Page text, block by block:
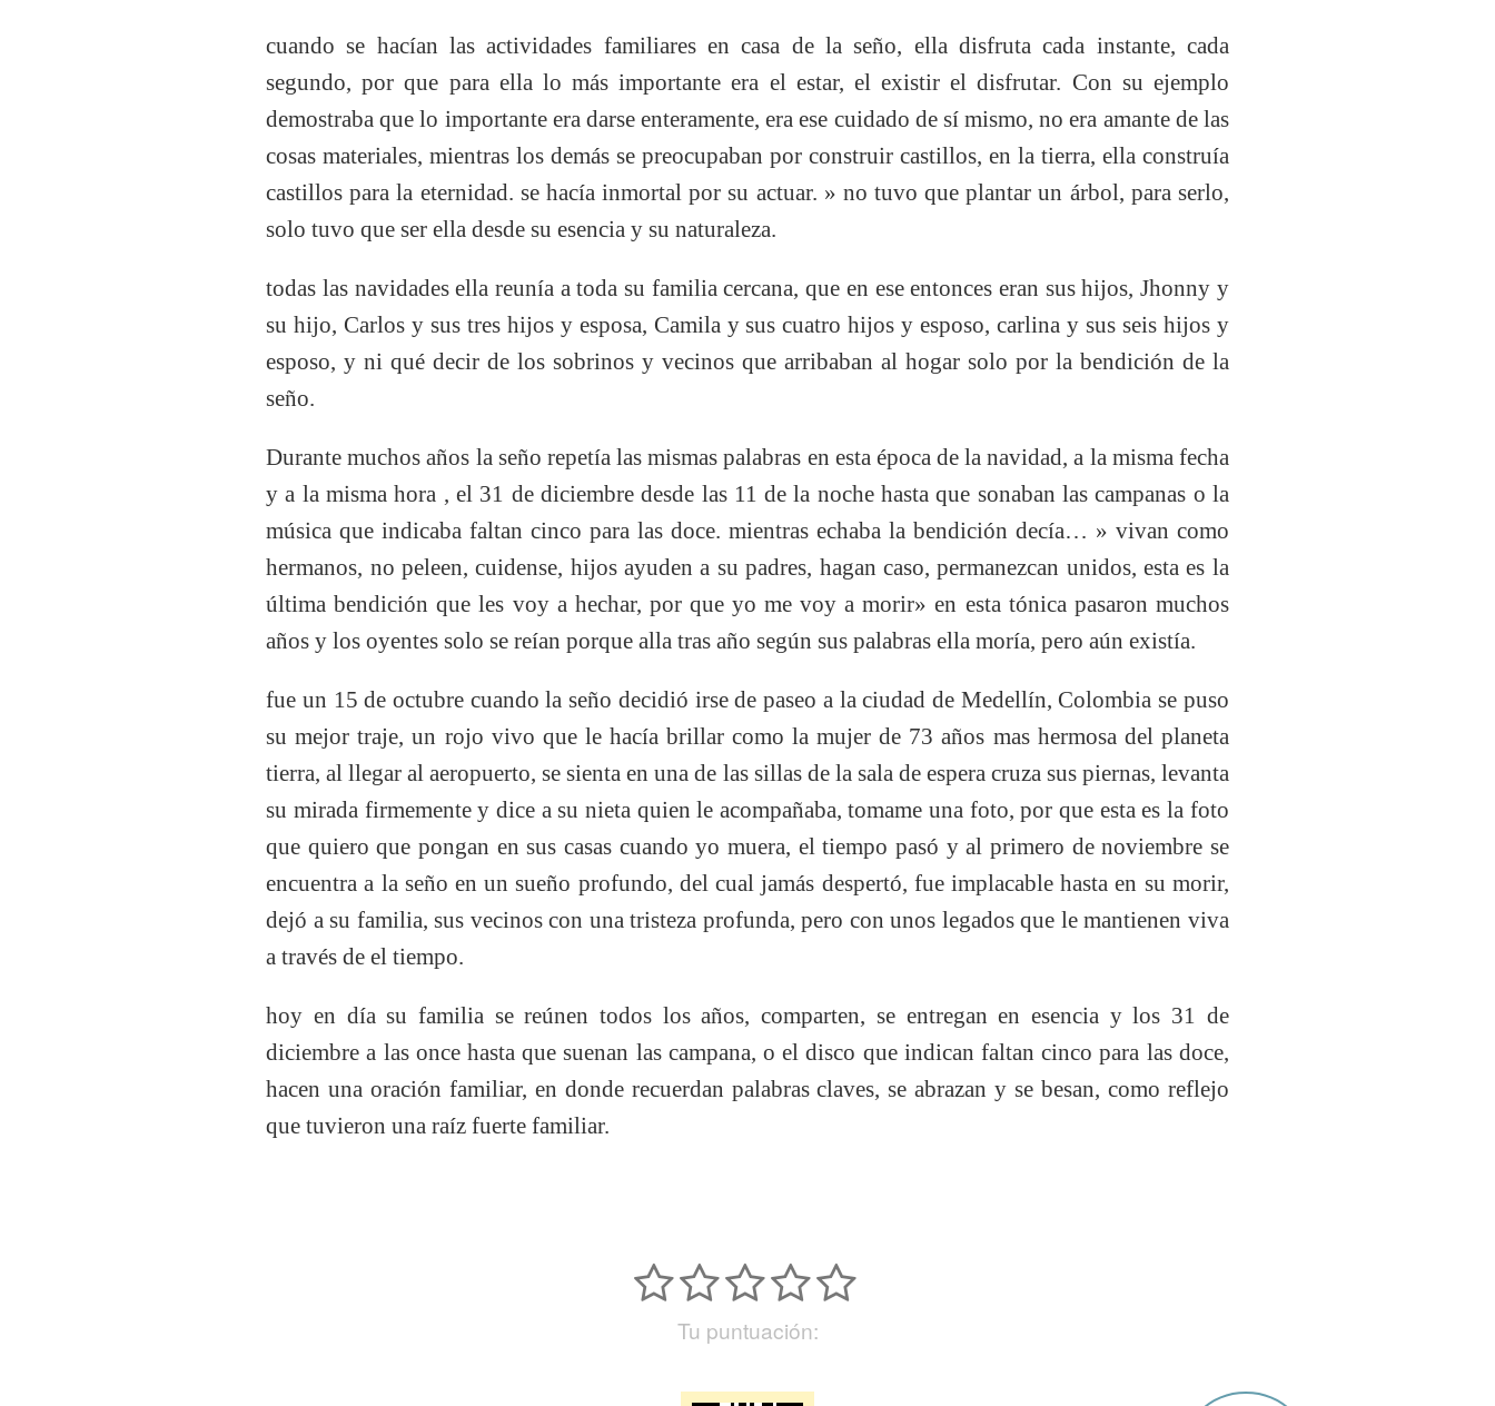
cuando se hacían las actividades familiares en casa de la seño, ella disfruta cada instante, cada
segundo, por que para ella lo más importante era el estar, el existir el disfrutar. Con su ejemplo
demostraba que lo importante era darse enteramente, era ese cuidado de sí mismo, no era amante de las
cosas materiales, mientras los demás se preocupaban por construir castillos, en la tierra, ella construía
castillos para la eternidad. se hacía inmortal por su actuar. » no tuvo que plantar un árbol, para serlo,
solo tuvo que ser ella desde su esencia y su naturaleza.
todas las navidades ella reunía a toda su familia cercana, que en ese entonces eran sus hijos, Jhonny y
su hijo, Carlos y sus tres hijos y esposa, Camila y sus cuatro hijos y esposo, carlina y sus seis hijos y
esposo, y ni qué decir de los sobrinos y vecinos que arribaban al hogar solo por la bendición de la
seño.
Durante muchos años la seño repetía las mismas palabras en esta época de la navidad, a la misma fecha
y a la misma hora , el 31 de diciembre desde las 11 de la noche hasta que sonaban las campanas o la
música que indicaba faltan cinco para las doce. mientras echaba la bendición decía… » vivan como
hermanos, no peleen, cuidense, hijos ayuden a su padres, hagan caso, permanezcan unidos, esta es la
última bendición que les voy a hechar, por que yo me voy a morir» en esta tónica pasaron muchos
años y los oyentes solo se reían porque alla tras año según sus palabras ella moría, pero aún existía.
fue un 15 de octubre cuando la seño decidió irse de paseo a la ciudad de Medellín, Colombia se puso
su mejor traje, un rojo vivo que le hacía brillar como la mujer de 73 años mas hermosa del planeta
tierra, al llegar al aeropuerto, se sienta en una de las sillas de la sala de espera cruza sus piernas, levanta
su mirada firmemente y dice a su nieta quien le acompañaba, tomame una foto, por que esta es la foto
que quiero que pongan en sus casas cuando yo muera, el tiempo pasó y al primero de noviembre se
encuentra a la seño en un sueño profundo, del cual jamás despertó, fue implacable hasta en su morir,
dejó a su familia, sus vecinos con una tristeza profunda, pero con unos legados que le mantienen viva
a través de el tiempo.
hoy en día su familia se reúnen todos los años, comparten, se entregan en esencia y los 31 de
diciembre a las once hasta que suenan las campana, o el disco que indican faltan cinco para las doce,
hacen una oración familiar, en donde recuerdan palabras claves, se abrazan y se besan, como reflejo
que tuvieron una raíz fuerte familiar.
Tu puntuación: